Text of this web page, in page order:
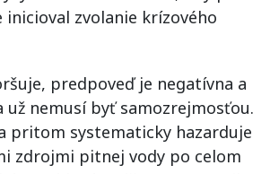
inicioval zvolanie krízového
predpoveď je negatívna a
už nemusí byť samozrejmosťou.
pritom systematicky hazarduje
zdrojmi pitnej vody po celom